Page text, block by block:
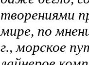
творениями
мире, по
г., морское